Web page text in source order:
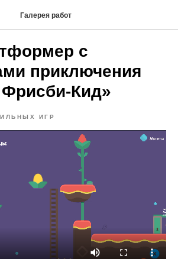
Галерея работ
с
приключения
Фрисби-Кид»
ИГР